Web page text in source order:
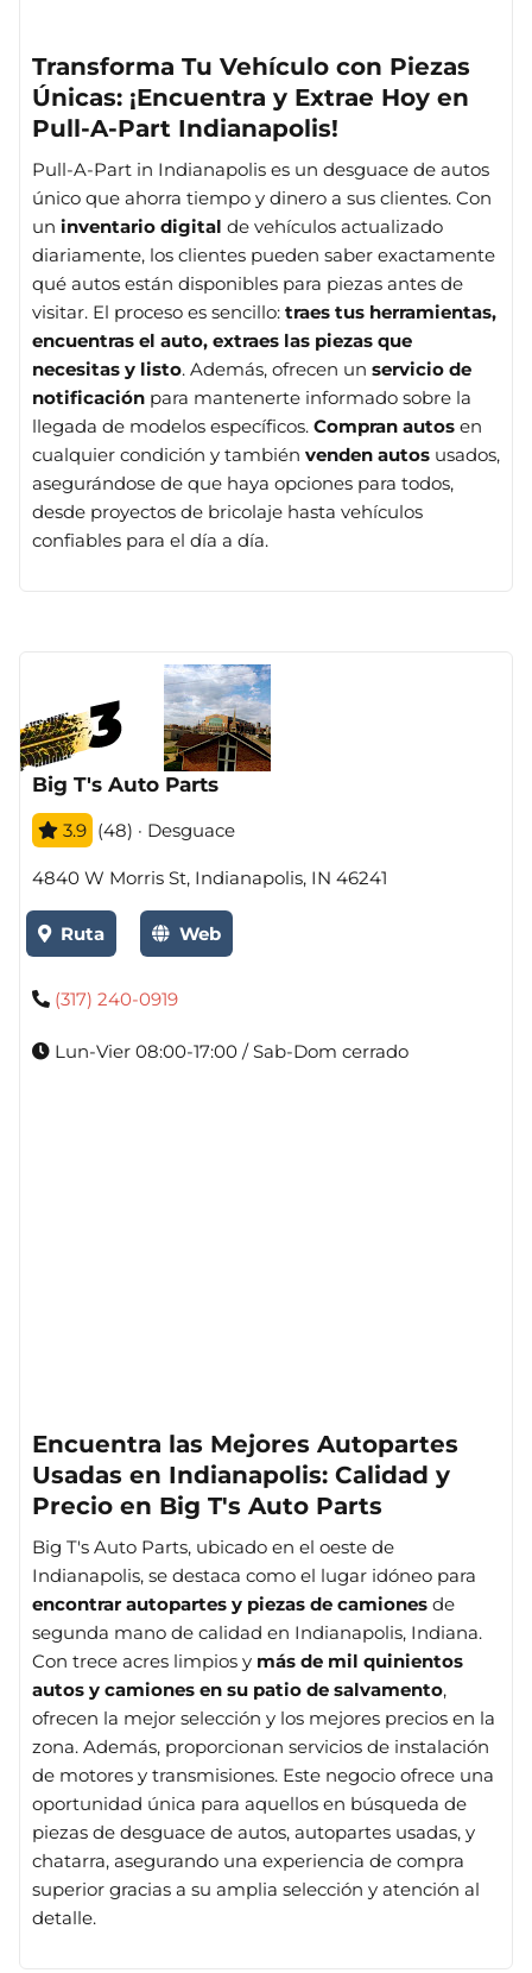
Transforma Tu Vehículo con Piezas
Únicas: ¡Encuentra y Extrae Hoy en
Pull-A-Part Indianapolis!
Pull-A-Part in Indianapolis es un desguace de autos
único que ahorra tiempo y dinero a sus clientes. Con
un inventario digital de vehículos actualizado
diariamente, los clientes pueden saber exactamente
qué autos están disponibles para piezas antes de
visitar. El proceso es sencillo: traes tus herramientas,
encuentras el auto, extraes las piezas que
necesitas y listo. Además, ofrecen un servicio de
notificación para mantenerte informado sobre la
llegada de modelos específicos. Compran autos en
cualquier condición y también venden autos usados,
asegurándose de que haya opciones para todos,
desde proyectos de bricolaje hasta vehículos
confiables para el día a día.
Big T's Auto Parts
3.9 (48) · Desguace
4840 W Morris St, Indianapolis, IN 46241
Ruta Web
(317) 240-0919
Lun-Vier 08:00-17:00 / Sab-Dom cerrado
Encuentra las Mejores Autopartes
Usadas en Indianapolis: Calidad y
Precio en Big T's Auto Parts
Big T's Auto Parts, ubicado en el oeste de
Indianapolis, se destaca como el lugar idóneo para
encontrar autopartes y piezas de camiones de
segunda mano de calidad en Indianapolis, Indiana.
Con trece acres limpios y más de mil quinientos
autos y camiones en su patio de salvamento,
ofrecen la mejor selección y los mejores precios en la
zona. Además, proporcionan servicios de instalación
de motores y transmisiones. Este negocio ofrece una
oportunidad única para aquellos en búsqueda de
piezas de desguace de autos, autopartes usadas, y
chatarra, asegurando una experiencia de compra
superior gracias a su amplia selección y atención al
detalle.